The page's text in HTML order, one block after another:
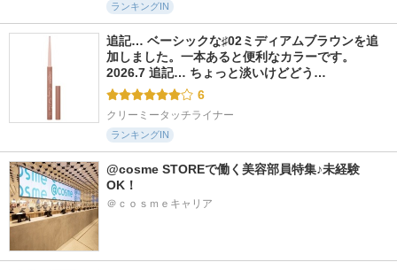
ランキングIN
追記… ベーシックな♯02ミディアムブラウンを追
加しました。一本あると便利なカラーです。
2026.7 追記… ちょっと淡いけどどう…
6
クリーミータッチライナー
ランキングIN
@cosme STOREで働く美容部員特集♪未経験
OK！
＠ｃｏｓｍｅキャリア